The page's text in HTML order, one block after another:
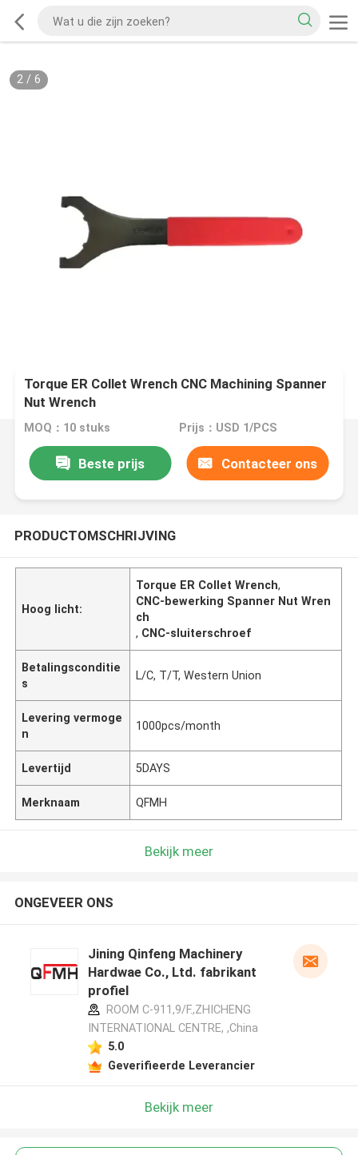
2/ 6
Torque ER Collet Wrench CNC Machining Spanner
Nut Wrench
MOQ：10 stuks Prijs：USD 1/PCS
Beste prijs Contacteer ons
PRODUCTOMSCHRIJVING
Hoog licht:
Torque ER Collet Wrench,
CNC-bewerking Spanner Nut Wren
ch
, CNC-sluiterschroef
Betalingsconditie
s
L/C, T/T, Western Union
Levering vermoge
n
1000pcs/month
Levertijd 5DAYS
Merknaam QFMH
Bekijk meer
ONGEVEER ONS
Jining Qinfeng Machinery
Hardwae Co., Ltd. fabrikant
profiel
ROOM C-911,9/F.,ZHICHENG
INTERNATIONAL CENTRE, ,China
5.0
Geverifieerde Leverancier
Bekijk meer